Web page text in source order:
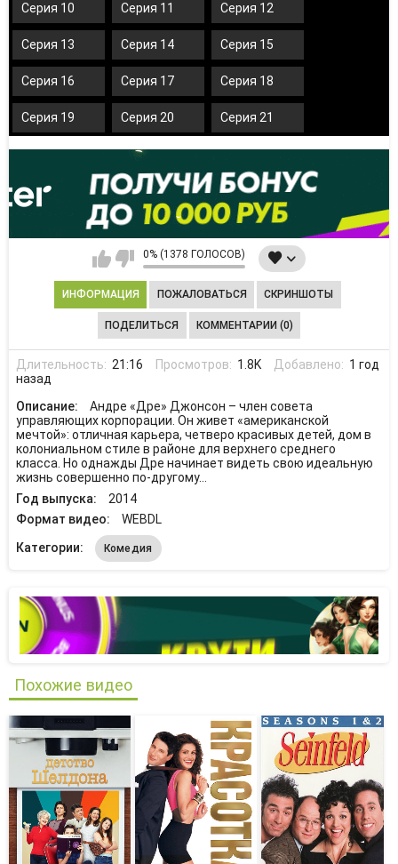
Серия 10 Серия 11 Серия 12
Серия 13 Серия 14 Серия 15
Серия 16 Серия 17 Серия 18
Серия 19 Серия 20 Серия 21
0% (1378 ГОЛОСОВ)
ИНФОРМАЦИЯ ПОЖАЛОВАТЬСЯ СКРИНШОТЫ
ПОДЕЛИТЬСЯ КОММЕНТАРИИ (0)
Длительность: 21:16 Просмотров: 1.8K Добавлено: 1 год
назад
Описание:
Андре «Дре» Джонсон – член совета
управляющих корпорации. Он живет «американской
мечтой»: отличная карьера, четверо красивых детей, дом в
колониальном стиле в районе для верхнего среднего
класса. Но однажды Дре начинает видеть свою идеальную
жизнь совершенно по-другому…
Год выпуска:
2014
Формат видео:
WEBDL
Категории:
Комедия
Похожие видео